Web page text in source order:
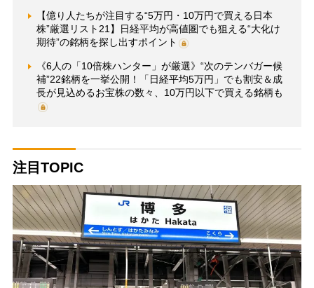
【億り人たちが注目する“5万円・10万円で買える日本
株”厳選リスト21】日経平均が高値圏でも狙える“大化け
期待”の銘柄を探し出すポイント
《6人の「10倍株ハンター」が厳選》“次のテンバガー候
補”22銘柄を一挙公開！「日経平均5万円」でも割安＆成
長が見込めるお宝株の数々、10万円以下で買える銘柄も
注目TOPIC